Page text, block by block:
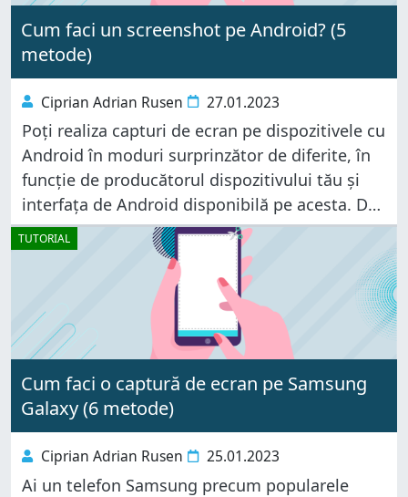
Cum faci un screenshot pe Android? (5
metode)
Ciprian Adrian Rusen 27.01.2023
Poți realiza capturi de ecran pe dispozitivele cu
Android în moduri surprinzător de diferite, în
funcție de producătorul dispozitivului tău și
interfața de Android disponibilă pe acesta. Dar
sunt câteva metode care merg pe toate
dispozitivele cu Android, indiferent cine
TUTORIAL
Cum faci o captură de ecran pe Samsung
Galaxy (6 metode)
Ciprian Adrian Rusen 25.01.2023
Ai un telefon Samsung precum popularele